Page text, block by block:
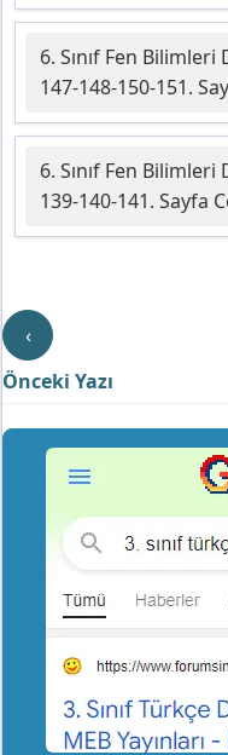
6. Sınıf Fen
147-148-150-151.
6. Sınıf Fen
139-140-141. Sayfa
‹
Önceki Yazı